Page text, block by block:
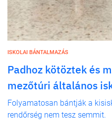
ISKOLAI BÁNTALMAZÁS
Padhoz kötöztek és
mezőtúri általános
Folyamatosan bántják a
rendőrség nem tesz semmit.